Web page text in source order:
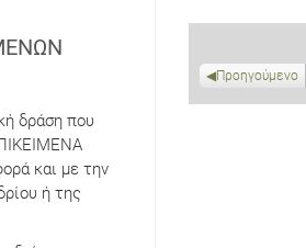
εν
Προηγούμενο
δράση που
και με την
ή της